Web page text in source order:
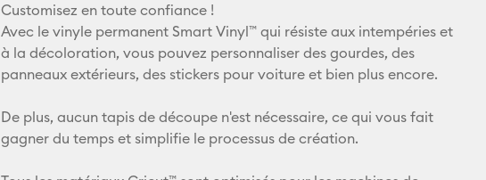
Pinterest
Facebook
X
Customisez en toute confiance !
Avec le vinyle permanent Smart Vinyl™ qui résiste aux intempéries et
à la décoloration, vous pouvez personnaliser des gourdes, des
panneaux extérieurs, des stickers pour voiture et bien plus encore.
De plus, aucun tapis de découpe n'est nécessaire, ce qui vous fait
gagner du temps et simplifie le processus de création.